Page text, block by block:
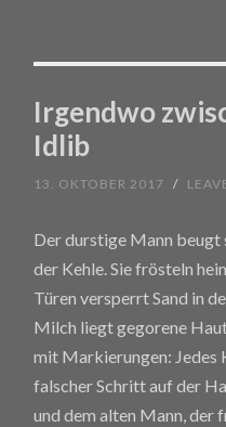
Irgendwo
Idlib
13. OKTOBER 2017 /
Der durstige Mann beugt
der Kehle. Sie frösteln
Türen versperrt Sand in
Milch liegt gegorene
mit Markierungen: Jedes
falscher Schritt auf der
und dem alten Mann, der